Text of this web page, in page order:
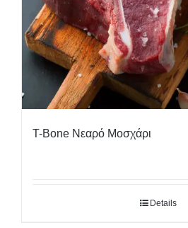
T-Bone Νεαρό Μοσχάρι
Details